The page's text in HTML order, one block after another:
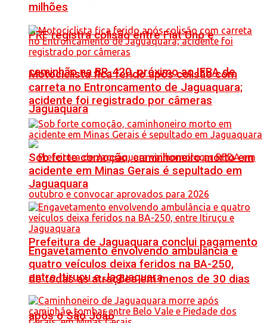
PRF registra colisão entre Fiat Uno e
caminhão na BR-420, próximo ao IFBA de
Jaguaquara
Prefeitura de Jaguaquara conclui pagamento
de todas as atrações em menos de 30 dias
após o São João
milhões
Motociclista fica ferido após colisão com
carreta no Entroncamento de Jaguaquara;
acidente foi registrado por câmeras
Sob forte comoção, caminhoneiro morto em
acidente em Minas Gerais é sepultado em
Jaguaquara
Engavetamento envolvendo ambulância e
quatro veículos deixa feridos na BA-250,
entre Itiruçu e Jaguaquara